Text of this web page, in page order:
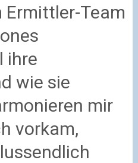
Team
ihre
wie sie
mir
vorkam,